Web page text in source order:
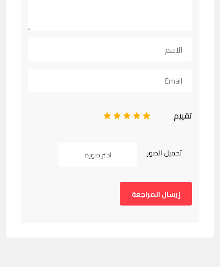
تقييم 5
4
3
2
تحميل الصور اختر صورة